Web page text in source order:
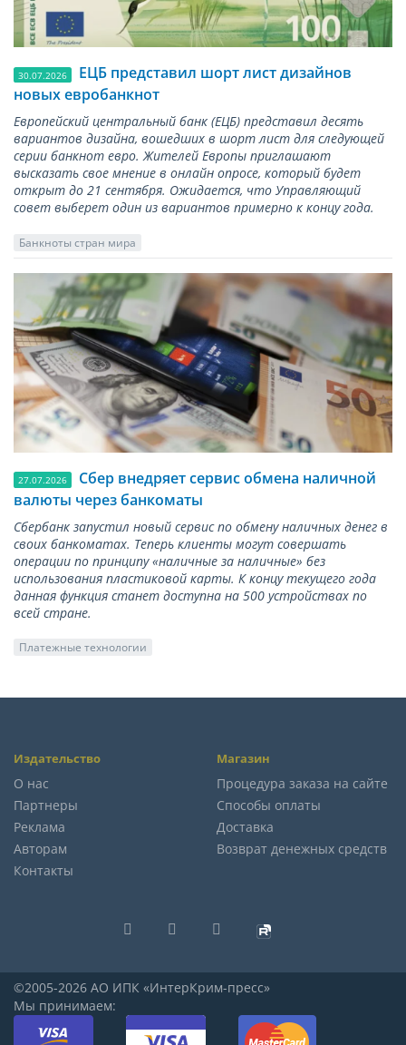
30.07.2026
ЕЦБ представил шорт лист дизайнов
новых евробанкнот
Европейский центральный банк (ЕЦБ) представил десять
вариантов дизайна, вошедших в шорт лист для следующей
серии банкнот евро. Жителей Европы приглашают
высказать свое мнение в онлайн опросе, который будет
открыт до 21 сентября. Ожидается, что Управляющий
совет выберет один из вариантов примерно к концу года.
Банкноты стран мира
27.07.2026
Сбер внедряет сервис обмена наличной
валюты через банкоматы
Сбербанк запустил новый сервис по обмену наличных денег в
своих банкоматах. Теперь клиенты могут совершать
операции по принципу «наличные за наличные» без
использования пластиковой карты. К концу текущего года
данная функция станет доступна на 500 устройствах по
всей стране.
Платежные технологии
Издательство
О нас
Партнеры
Реклама
Авторам
Контакты
Магазин
Процедура заказа на сайте
Способы оплаты
Доставка
Возврат денежных средств
©2005-2026 АО ИПК «ИнтерКрим-пресс»
Мы принимаем: